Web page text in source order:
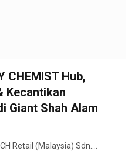
CHEMIST Hub,
Kecantikan
Giant Shah Alam
Retail (Malaysia) Sdn.…